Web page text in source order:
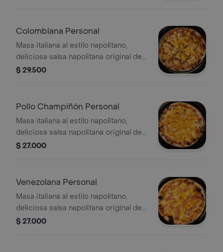
Colombiana Personal
Masa italiana al estilo napolitano,
deliciosa salsa napolitana original de
la casa, queso mozzarella, carne
$ 29.500
Pollo Champiñón Personal
Masa italiana al estilo napolitano,
deliciosa salsa napolitana original de
la casa, queso mozzarella, pollo
$ 27.000
Venezolana Personal
Masa italiana al estilo napolitano,
deliciosa salsa napolitana original de
la casa, queso mozzarella, tocineta,
$ 27.000